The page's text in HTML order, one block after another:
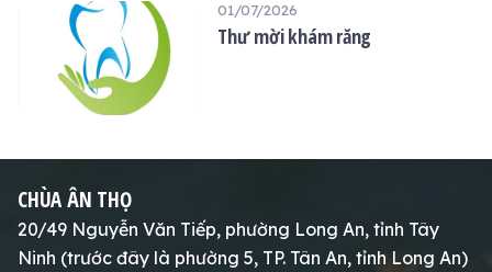
01/07/2026
Thư mời khám răng
CHÙA ÂN THỌ
20/49 Nguyễn Văn Tiếp, phường Long An, tỉnh Tây
Ninh (trước đây là phường 5, TP. Tân An, tỉnh Long An)